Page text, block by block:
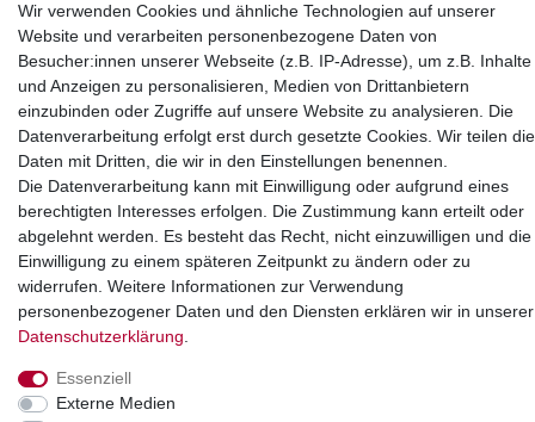
© Copyright 2026 | Alle Rechte vorbehalten.
Großhandel für Gartenteich, Bewässerung & Aquaristik.
Wir verwenden Cookies und ähnliche Technologien auf unserer
Website und verarbeiten personenbezogene Daten von
Besucher:innen unserer Webseite (z.B. IP-Adresse), um z.B. Inhalte
und Anzeigen zu personalisieren, Medien von Drittanbietern
einzubinden oder Zugriffe auf unsere Website zu analysieren. Die
Datenverarbeitung erfolgt erst durch gesetzte Cookies. Wir teilen
Daten mit Dritten, die wir in den Einstellungen benennen.
Die Datenverarbeitung kann mit Einwilligung oder aufgrund eines
berechtigten Interesses erfolgen. Die Zustimmung kann erteilt oder
abgelehnt werden. Es besteht das Recht, nicht einzuwilligen und die
Einwilligung zu einem späteren Zeitpunkt zu ändern oder zu
widerrufen. Weitere Informationen zur Verwendung
personenbezogener Daten und den Diensten erklären wir in unserer
Daten­schutz­erklärung
Essenziell
Externe Medien